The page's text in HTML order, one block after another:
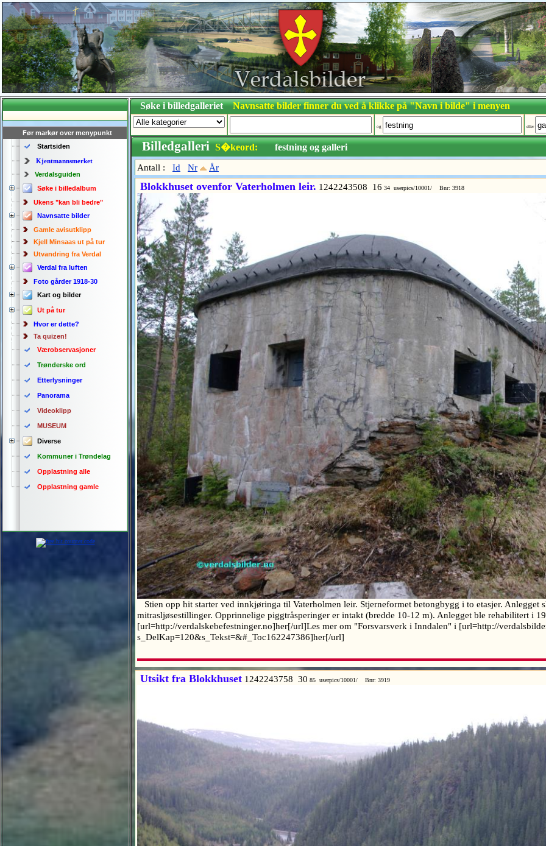
Før markør over menypunkt
Startsiden
Kjentmannsmerket
Verdalsguiden
Søke i billedalbum
Ukens "kan bli bedre"
Navnsatte bilder
Gamle avisutklipp
Kjell Minsaas ut på tur
Utvandring fra Verdal
Verdal fra luften
Foto gårder 1918-30
Kart og bilder
Ut på tur
Hvor er dette?
Ta quizen!
Værobservasjoner
Trønderske ord
Etterlysninger
Panorama
Videoklipp
MUSEUM
Diverse
Kommuner i Trøndelag
Opplastning alle
Opplastning gamle
Søke i billedgallerietNavnsatte bilder finner du ved å klikke på "Navn i bilde" i menyen
og eller
Billedgalleri S�keord: festning og galleri
Antall : Id Nr År
Blokkhuset ovenfor Vaterholmen leir. 1242243508 16 34 userpics/10001/ Bnr: 3918
Stien opp hit starter ved innkjøringa til Vaterholmen leir. Stjerneformet betongbygg i to etasjer. Anlegget
mitrasljøsestillinger. Opprinnelige piggtråsperinger er intakt (bredde 10-12 m). Anlegget ble rehabilitert i
[url=http://verdalskebefestninger.no]her[/url]Les mer om "Forsvarsverk i Inndalen" i [url=http://
s_DelKap=120&s_Tekst=&#_Toc162247386]her[/url]
Utsikt fra Blokkhuset 1242243758 30 85 userpics/10001/ Bnr: 3919